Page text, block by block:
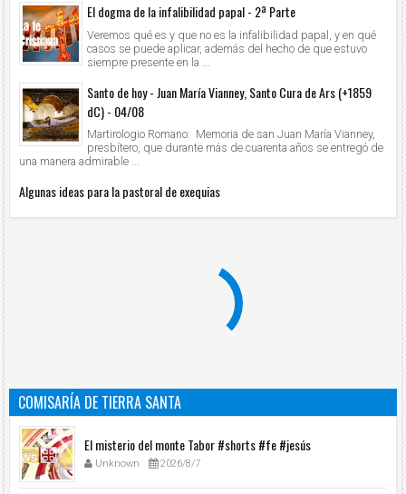
El dogma de la infalibilidad papal - 2ª Parte
Veremos qué es y que no es la infalibilidad papal, y en qué
casos se puede aplicar, además del hecho de que estuvo
siempre presente en la ...
Santo de hoy - Juan María Vianney, Santo Cura de Ars (+1859
dC) - 04/08
Martirologio Romano: Memoria de san Juan María Vianney,
presbítero, que durante más de cuarenta años se entregó de
una manera admirable ...
Algunas ideas para la pastoral de exequias
COMISARÍA DE TIERRA SANTA
El misterio del monte Tabor #shorts #fe #jesús
Unknown 2026/8/7